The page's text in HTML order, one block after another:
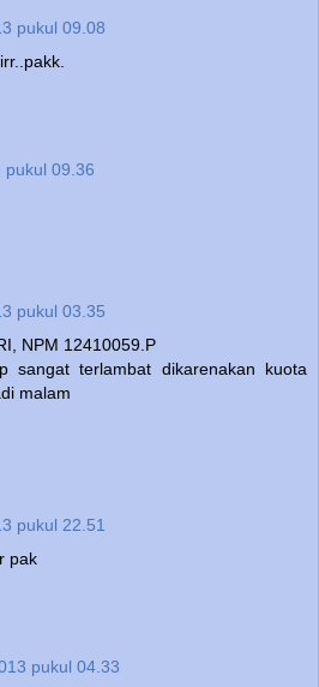
pukul 09.08
pukul 09.36
pukul 03.35
NPM 12410059.P
sangat terlambat dikarenakan kuota
malam
pukul 22.51
pak
pukul 04.33